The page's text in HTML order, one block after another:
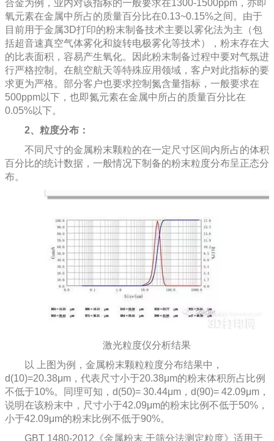
合金为例，业内对该指标的一般要求在1300-1500ppm，亦即
氧元素在金属中所占的质量百分比在0.13~0.15%之间。由于
目前用于金属3D打印的粉末制备技术主要以雾化法为主（包
括超音速真空气体雾化和旋转电极雾化等技术），粉末存在大
的比表面积，容易产生氧化。因此粉末制备过程中要对气氛进
行严格控制。在航空航天等特殊应用领域，客户对此指标的要
求更为严格。部分客户也要求控制氮含量指标，一般要求在
500ppm以下，也即氮元素在金属中所占的质量百分比在
0.05%以下。
2、粒度分布：
不同尺寸的金属粉末颗粒的在一定尺寸区间内所占的体积
百分比的统计数据，一般情况下制备的粉末粒度分布呈正态分
布。
激光粒度仪分析结果
以 上图为例，金属粉末颗粒粒度分布结果中，
d(10)=20.38μm，代表尺寸小于20.38μm的粉末体积所占比例
不低于10%。同理可知，d(50)= 30.44μm，d(90)= 42.09μm，
说明在该粉末中，尺寸小于42.09μm的粉末比例不低于50%，
小于42.09μm的粉末比例不低于90%。
GBT 1480-2012《金属粉末 干筛分法测定粒度》适用于